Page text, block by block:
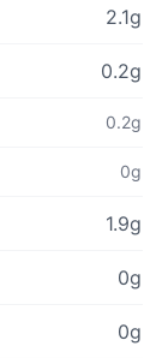
2.1g
0.2g
0.2g
0g
1.9g
0g
0g